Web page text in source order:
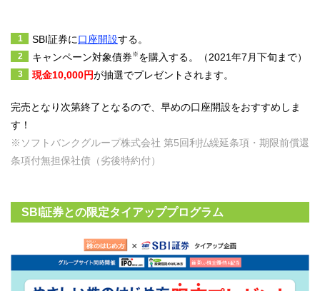
SBI証券に口座開設する。
キャンペーン対象債券 ※ を購入する。（2021年7月下旬まで）
現金10,000円が抽選でプレゼントされます。
完売となり次第終了となるので、早めの口座開設をおすすめしま
す！
※ソフトバンクグループ株式会社 第5回利払繰延条項・期限前償還
条項付無担保社債（劣後特約付）
SBI証券との限定タイアッププログラム